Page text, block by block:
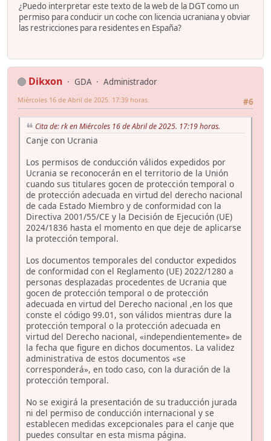
¿Puedo interpretar este texto de la web de la DGT como un
permiso para conducir un coche con licencia ucraniana y obviar
las restricciones para residentes en España?
Dikxon GDA
Administrador
#6
Miércoles 16 de Abril de 2025. 17:39 horas.
Cita de: rk en Miércoles 16 de Abril de 2025. 17:19 horas.
Canje con Ucrania
Los permisos de conducción válidos expedidos por
Ucrania se reconocerán en el territorio de la Unión
cuando sus titulares gocen de protección temporal o
de protección adecuada en virtud del derecho nacional
de cada Estado Miembro y de conformidad con la
Directiva 2001/55/CE y la Decisión de Ejecución (UE)
2024/1836 hasta el momento en que deje de aplicarse
la protección temporal.
Los documentos temporales del conductor expedidos
de conformidad con el Reglamento (UE) 2022/1280 a
personas desplazadas procedentes de Ucrania que
gocen de protección temporal o de protección
adecuada en virtud del Derecho nacional ,en los que
conste el código 99.01, son válidos mientras dure la
protección temporal o la protección adecuada en
virtud del Derecho nacional, «independientemente» de
la fecha que figure en dichos documentos. La validez
administrativa de estos documentos «se
corresponderá», en todo caso, con la duración de la
protección temporal.
No se exigirá la presentación de su traducción jurada
ni del permiso de conducción internacional y se
establecen medidas excepcionales para el canje que
puedes consultar en esta misma página.